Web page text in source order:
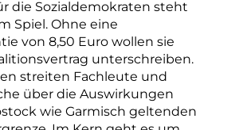
die Sozialdemokraten steht
Spiel. Ohne eine
von 8,50 Euro wollen sie
unterschreiben.
streiten Fachleute und
über die Auswirkungen
wie Garmisch geltenden